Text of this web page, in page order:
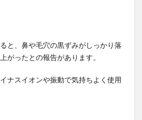
と、鼻や毛穴の黒ずみがしっかり落
がったとの報告があります。
ナスイオンや振動で気持ちよく使用